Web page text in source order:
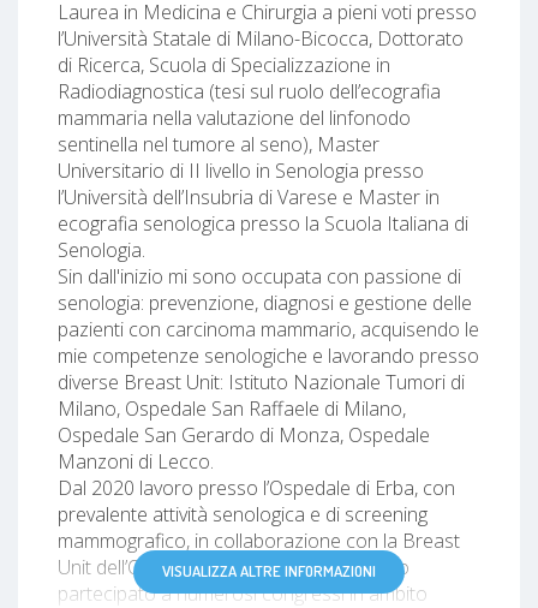
Laurea in Medicina e Chirurgia a pieni voti presso
l’Università Statale di Milano-Bicocca, Dottorato
di Ricerca, Scuola di Specializzazione in
Radiodiagnostica (tesi sul ruolo dell’ecografia
mammaria nella valutazione del linfonodo
sentinella nel tumore al seno), Master
Universitario di II livello in Senologia presso
l’Università dell’Insubria di Varese e Master in
ecografia senologica presso la Scuola Italiana di
Senologia.
Sin dall'inizio mi sono occupata con passione di
senologia: prevenzione, diagnosi e gestione delle
pazienti con carcinoma mammario, acquisendo le
mie competenze senologiche e lavorando presso
diverse Breast Unit: Istituto Nazionale Tumori di
Milano, Ospedale San Raffaele di Milano,
Ospedale San Gerardo di Monza, Ospedale
Manzoni di Lecco.
Dal 2020 lavoro presso l’Ospedale di Erba, con
prevalente attività senologica e di screening
mammografico, in collaborazione con la Breast
Unit dell’Ospedale Sant’Anna di Como. Ho
partecipato a numerosi congressi in ambito
VISUALIZZA ALTRE INFORMAZIONI